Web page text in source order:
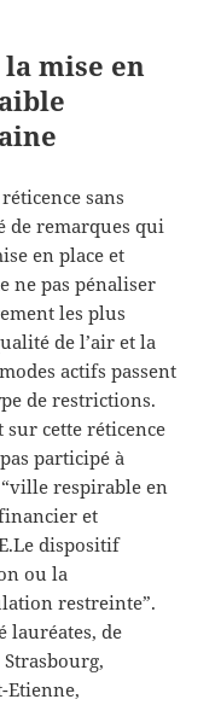
la mise en
sans
de remarques qui
en place et
ne pas pénaliser
les plus
de l’air et la
actifs passent
de restrictions.
sur cette réticence
participé à
respirable en
et
dispositif
ou la
restreinte”.
lauréates, de
Etienne,